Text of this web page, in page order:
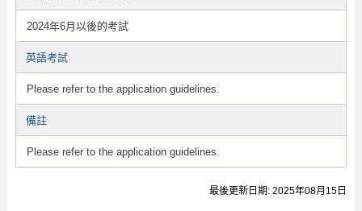
2024年6月以後的考試
英語考試
Please refer to the application guidelines.
備註
Please refer to the application guidelines.
最後更新日期: 2025年08月15日